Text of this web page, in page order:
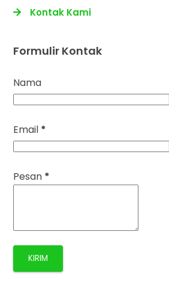
Kontak Kami
Formulir Kontak
Nama
Email *
Pesan *